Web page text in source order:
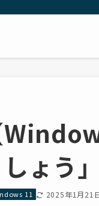
しょう
11 2025年1月21